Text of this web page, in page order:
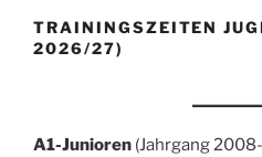
TRAININGSZEITEN
2026/27)
A1-Junioren (Jahrgang